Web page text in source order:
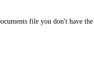
file you don't have